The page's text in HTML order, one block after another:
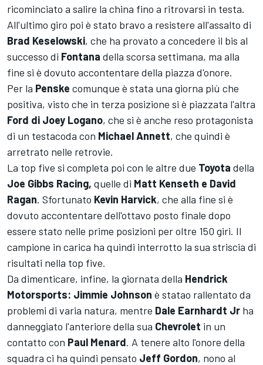
ricominciato a salire la china fino a ritrovarsi in testa.
All'ultimo giro poi è stato bravo a resistere all'assalto di
Brad Keselowski, che ha provato a concedere il bis al
successo di Fontana della scorsa settimana, ma alla
fine si è dovuto accontentare della piazza d'onore.
Per la Penske comunque è stata una giorna più che
positiva, visto che in terza posizione si è piazzata l'altra
Ford di Joey Logano, che si è anche reso protagonista
di un testacoda con Michael Annett, che quindi è
arretrato nelle retrovie.
La top five si completa poi con le altre due Toyota della
Joe Gibbs Racing, quelle di Matt Kenseth e David
Ragan. Sfortunato Kevin Harvick, che alla fine si è
dovuto accontentare dell'ottavo posto finale dopo
essere stato nelle prime posizioni per oltre 150 giri. Il
campione in carica ha quindi interrotto la sua striscia di
risultati nella top five.
Da dimenticare, infine, la giornata della Hendrick
Motorsports: Jimmie Johnson è statao rallentato da
problemi di varia natura, mentre Dale Earnhardt Jr ha
danneggiato l'anteriore della sua Chevrolet in un
contatto con Paul Menard. A tenere alto l'onore della
squadra ci ha quindi pensato Jeff Gordon, nono al